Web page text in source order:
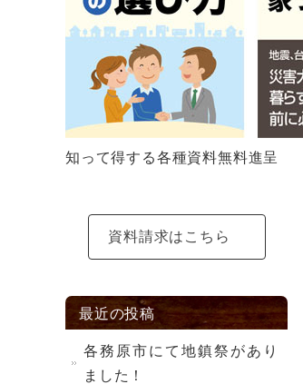
知って得する各種資料無料進呈
資料請求はこちら
最近の投稿
各務原市にて地鎮祭があり
ました！